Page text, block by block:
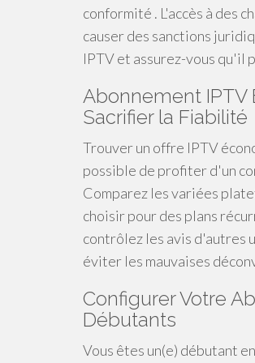
conformité . L'accès à des
causer des sanctions
IPTV et assurez-vous qu'il
Abonnement IPTV
Sacrifier la Fiabilité
Trouver un offre IPTV
possible de profiter d'un
Comparez les variées
choisir pour des plans
contrôlez les avis d'autres
éviter les mauvaises
Configurer Votre
Débutants
Vous êtes un(e) débutant